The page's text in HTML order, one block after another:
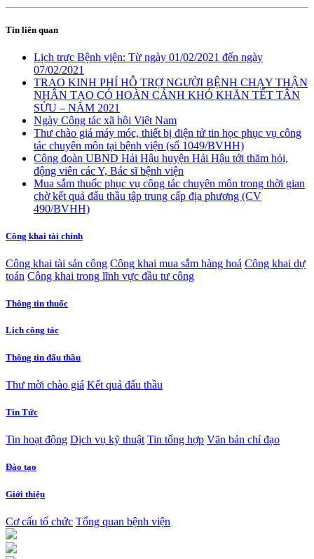
Tin liên quan
Lịch trực Bệnh viện: Từ ngày 01/02/2021 đến ngày
07/02/2021
TRAO KINH PHÍ HỖ TRỢ NGƯỜI BỆNH CHẠY THẬN
NHÂN TẠO CÓ HOÀN CẢNH KHÓ KHĂN TẾT TÂN
SỬU – NĂM 2021
Ngày Công tác xã hội Việt Nam
Thư chào giá máy móc, thiết bị điện tử tin học phục vụ công
tác chuyên môn tại bệnh viện (số 1049/BVHH)
Công đoàn UBND Hải Hậu huyện Hải Hậu tới thăm hỏi,
động viên các Y, Bác sĩ bệnh viện
Mua sắm thuốc phục vụ công tác chuyên môn trong thời gian
chờ kết quả đấu thầu tập trung cấp địa phương (CV
490/BVHH)
Công khai tài chính
Công khai tài sản công Công khai mua sắm hàng hoá Công khai dự
toán Công khai trong lĩnh vực đầu tư công
Thông tin thuốc
Lịch công tác
Thông tin đấu thầu
Thư mời chào giá Kết quả đấu thầu
Tin Tức
Tin hoạt động Dịch vụ kỹ thuật Tin tổng hợp Văn bản chỉ đạo
Đào tạo
Giới thiệu
Cơ cấu tổ chức Tổng quan bệnh viện